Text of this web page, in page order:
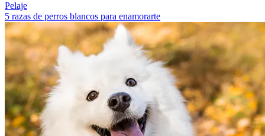
Pelaje
5 razas de perros blancos para enamorarte